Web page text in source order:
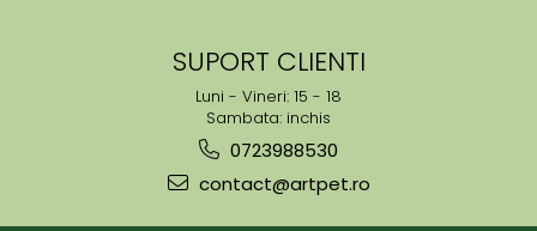
SUPORT CLIENTI
Luni - Vineri: 15 - 18
Sambata: inchis
0723988530
contact@artpet.ro